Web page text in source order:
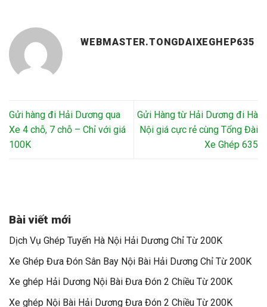
WEBMASTER.TONGDAIXEGHEP635
Gửi hàng đi Hải Dương qua
Xe 4 chỗ, 7 chỗ – Chỉ với giá
100K
Gửi Hàng từ Hải Dương đi Hà
Nội giá cực rẻ cùng Tổng Đài
Xe Ghép 635
Bài viết mới
Dịch Vụ Ghép Tuyến Hà Nội Hải Dương Chỉ Từ 200K
Xe Ghép Đưa Đón Sân Bay Nội Bài Hải Dương Chỉ Từ 200K
Xe ghép Hải Dương Nội Bài Đưa Đón 2 Chiều Từ 200K
Xe ghép Nội Bài Hải Dương Đưa Đón 2 Chiều Từ 200K